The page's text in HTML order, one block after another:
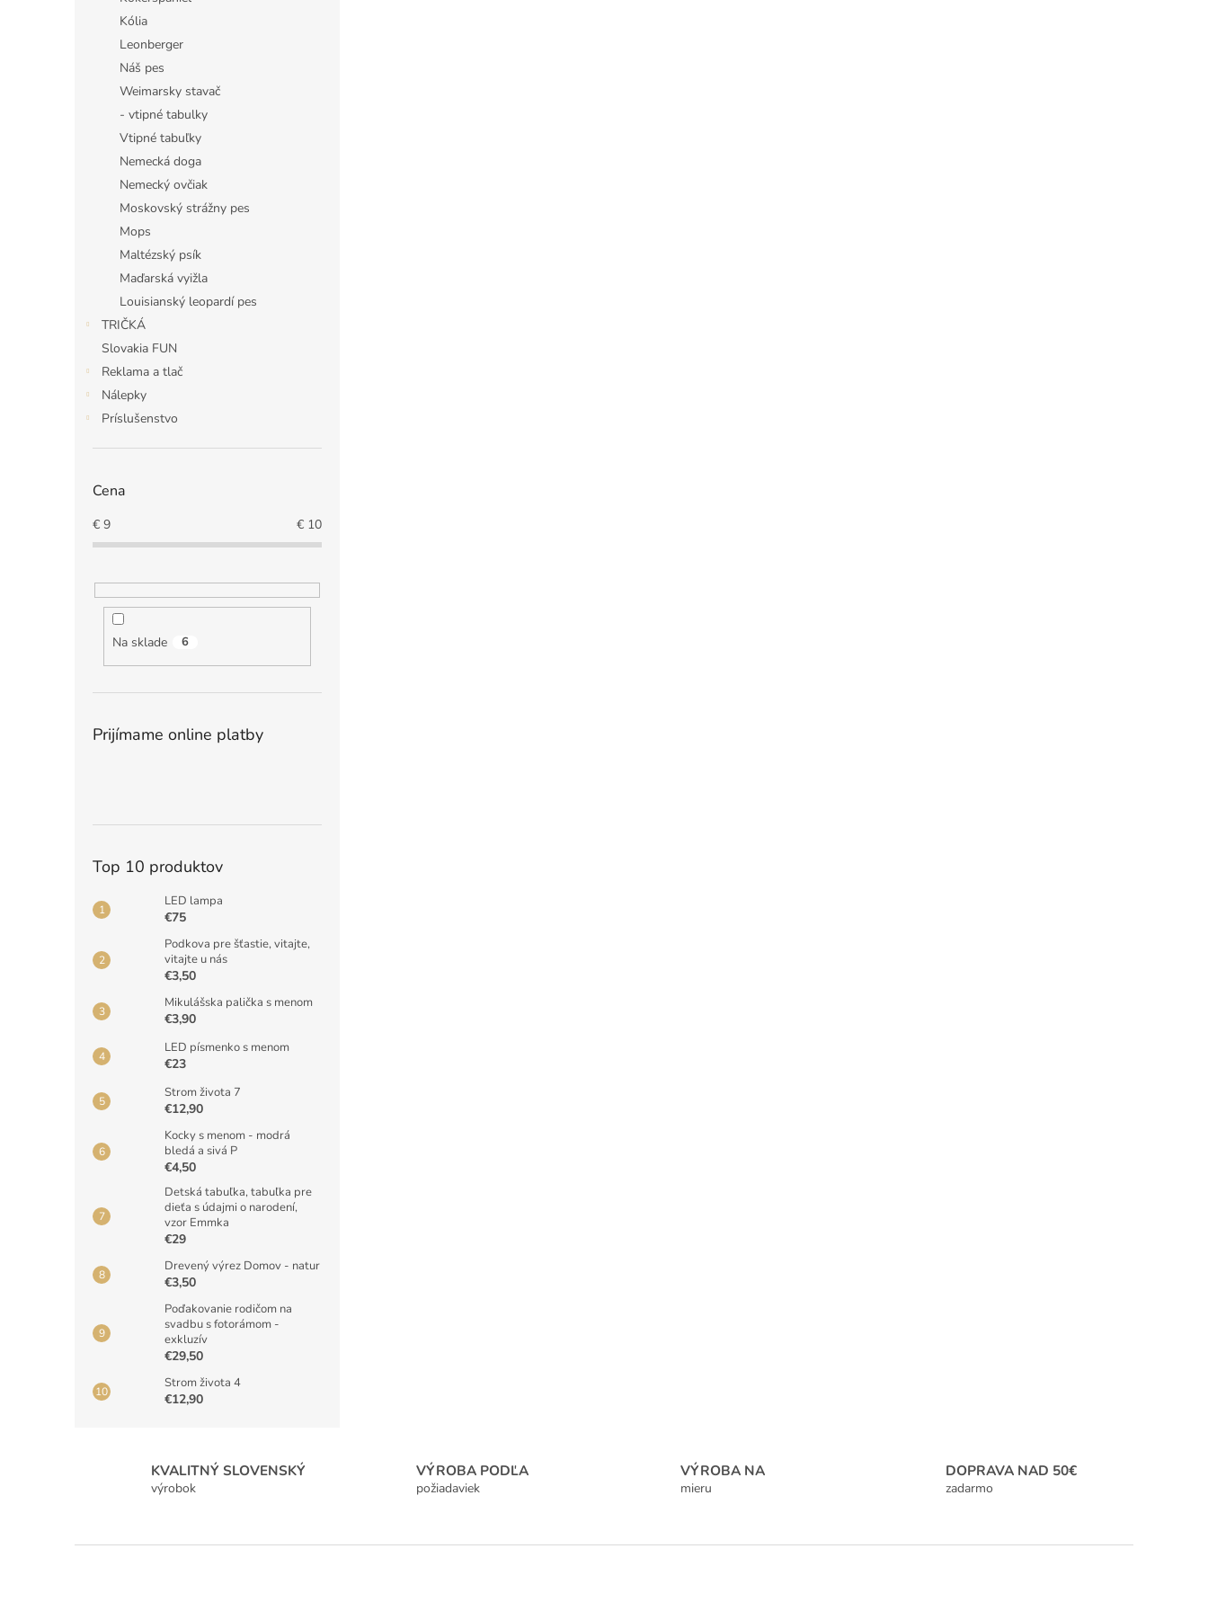
Kólia
Leonberger
Náš pes
Weimarsky stavač
- vtipné tabulky
Vtipné tabuľky
Nemecká doga
Nemecký ovčiak
Moskovský strážny pes
Mops
Maltézský psík
Maďarská vyižla
Louisianský leopardí pes
TRIČKÁ
Slovakia FUN
Reklama a tlač
Nálepky
Príslušenstvo
Cena
€ 9 € 10
Na sklade 6
Prijímame online platby
Top 10 produktov
LED lampa
€75
Podkova pre šťastie, vitajte,
vitajte u nás
€3,50
Mikulášska palička s menom
€3,90
LED písmenko s menom
€23
Strom života 7
€12,90
Kocky s menom - modrá
bledá a sivá P
€4,50
Detská tabuľka, tabuľka pre
dieťa s údajmi o narodení,
vzor Emmka
€29
Drevený výrez Domov - natur
€3,50
Poďakovanie rodičom na
svadbu s fotorámom -
exkluzív
€29,50
Strom života 4
€12,90
KVALITNÝ SLOVENSKÝ
výrobok
VÝROBA PODĽA
požiadaviek
VÝROBA NA
mieru
DOPRAVA NAD 50€
zadarmo